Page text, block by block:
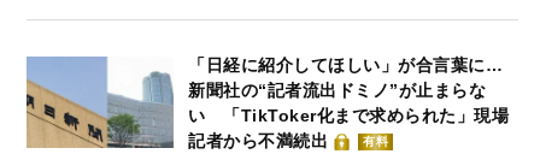
「日経に紹介してほしい」が合言葉に…
新聞社の“記者流出ドミノ”が止まらな
い 「TikToker化まで求められた」現場
記者から不満続出
有料